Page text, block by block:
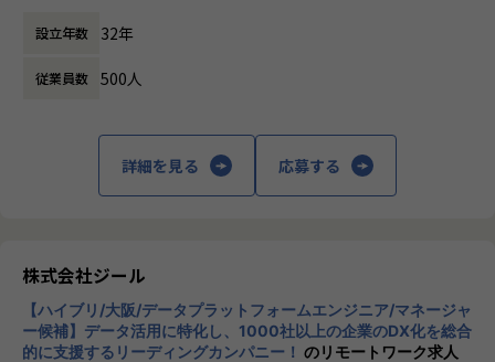
採用後は、入社研修の後、下記のチームへの配属となり、業
務をお任せいたします。
・テクニカルサポートチーム
成長意欲が高ければ高いほど、適切に成長支援する機会(案
■メンバー構成
2022年に新設されたばかりで、様々なバックグラウンドをも
セキュリティエンジニア：2名
開発：1名
セールス&マーケティング：4名
営業事務：1名
時間外労働の有無： 有（月平均20時間）
設立年数 32年
従業員数 500人
詳細を見る 応募する
株式会社ジール
【ハイブリ/大阪/データプラットフォームエンジニア/マネージャ
ー候補】データ活用に特化し、1000社以上の企業のDX化を総合
的に支援するリーディングカンパニー！ のリモートワーク求人